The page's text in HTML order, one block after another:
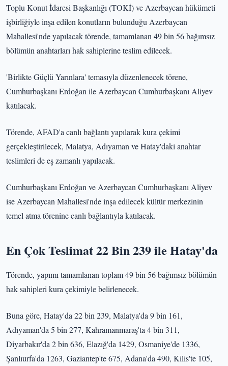
Toplu Konut İdaresi Başkanlığı (TOKİ) ve Azerbaycan hükümeti
işbirliğiyle inşa edilen konutların bulunduğu Azerbaycan
Mahallesi'nde yapılacak törende, tamamlanan 49 bin 56 bağımsız
bölümün anahtarları hak sahiplerine teslim edilecek.
'Birlikte Güçlü Yarınlara' temasıyla düzenlenecek törene,
Cumhurbaşkanı Erdoğan ile Azerbaycan Cumhurbaşkanı Aliyev
katılacak.
Törende, AFAD'a canlı bağlantı yapılarak kura çekimi
gerçekleştirilecek, Malatya, Adıyaman ve Hatay'daki anahtar
teslimleri de eş zamanlı yapılacak.
Cumhurbaşkanı Erdoğan ve Azerbaycan Cumhurbaşkanı Aliyev
ise Azerbaycan Mahallesi'nde inşa edilecek kültür merkezinin
temel atma törenine canlı bağlantıyla katılacak.
En Çok Teslimat 22 Bin 239 ile Hatay'da
Törende, yapımı tamamlanan toplam 49 bin 56 bağımsız bölümün
hak sahipleri kura çekimiyle belirlenecek.
Buna göre, Hatay'da 22 bin 239, Malatya'da 9 bin 161,
Adıyaman'da 5 bin 277, Kahramanmaraş'ta 4 bin 311,
Diyarbakır'da 2 bin 636, Elazığ'da 1429, Osmaniye'de 1336,
Şanlıurfa'da 1263, Gaziantep'te 675, Adana'da 490, Kilis'te 105,